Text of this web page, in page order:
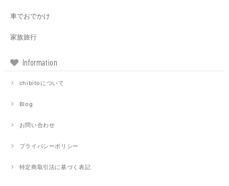
車でおでかけ
家族旅行
Information
chibitoについて
Blog
お問い合わせ
プライバシーポリシー
特定商取引法に基づく表記